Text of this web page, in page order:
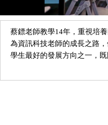
蔡鏢老師教學14年，重視培
為資訊科技老師的成長之路
學生最好的發展方向之一，